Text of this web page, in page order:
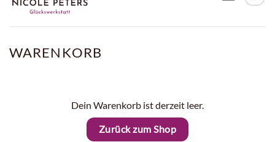
springen
WARENKORB
Dein Warenkorb ist derzeit leer.
Zurück zum Shop